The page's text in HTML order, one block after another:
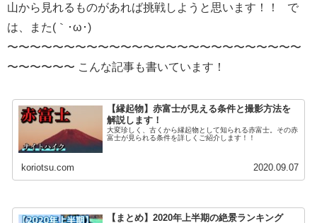
山から見れるものがあれば挑戦しようと思います！！ で
は、また(｀･ω･)
〜〜〜〜〜〜〜〜〜〜〜〜〜〜〜〜〜〜〜〜〜〜〜〜〜〜
〜〜〜〜〜〜 こんな記事も書いています！
【縁起物】赤富士が見える条件と撮影方法を
解説します！
大変珍しく、古くから縁起物として知られる赤富士。その赤
富士が見られる条件を詳しくご紹介します！！
koriotsu.com 2020.09.07
【まとめ】2020年上半期の絶景ランキング